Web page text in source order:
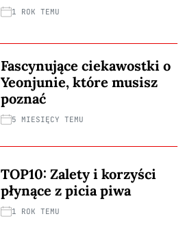
1 ROK TEMU
Fascynujące ciekawostki o
Yeonjunie, które musisz
poznać
5 MIESIĘCY TEMU
TOP10: Zalety i korzyści
płynące z picia piwa
1 ROK TEMU